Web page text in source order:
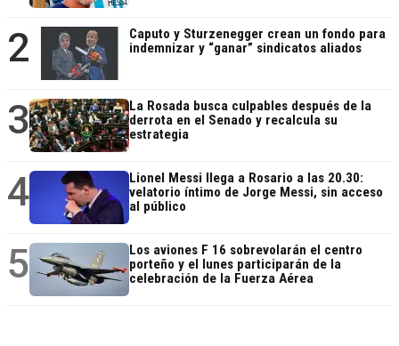
2
Caputo y Sturzenegger crean un fondo para
indemnizar y “ganar” sindicatos aliados
3
La Rosada busca culpables después de la
derrota en el Senado y recalcula su
estrategia
4
Lionel Messi llega a Rosario a las 20.30:
velatorio íntimo de Jorge Messi, sin acceso
al público
5
Los aviones F 16 sobrevolarán el centro
porteño y el lunes participarán de la
celebración de la Fuerza Aérea